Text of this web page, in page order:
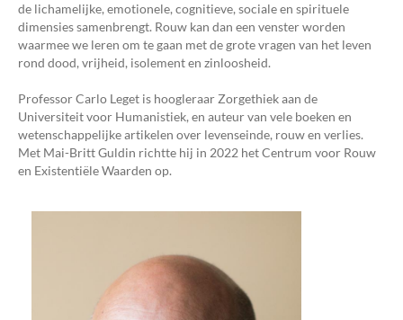
de lichamelijke, emotionele, cognitieve, sociale en spirituele
dimensies samenbrengt. Rouw kan dan een venster worden
waarmee we leren om te gaan met de grote vragen van het leven
rond dood, vrijheid, isolement en zinloosheid.
Professor Carlo Leget is hoogleraar Zorgethiek aan de
Universiteit voor Humanistiek, en auteur van vele boeken en
wetenschappelijke artikelen over levenseinde, rouw en verlies.
Met Mai-Britt Guldin richtte hij in 2022 het Centrum voor Rouw
en Existentiële Waarden op.